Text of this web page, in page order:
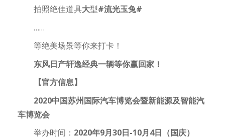
拍照绝佳道具大型#流光玉兔#
……
等绝美场景等你来打卡！
东风日产轩逸经典一辆等你赢回家！
【官方信息】
2020中国苏州国际汽车博览会暨新能源及智能汽
车博览会
举办时间： 2020年9月30日-10月4日（国庆）